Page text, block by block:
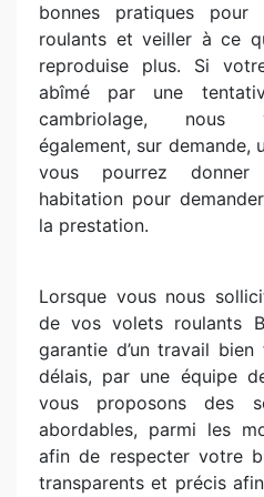
bonnes pratiques
roulants et veiller à ce
reproduise plus. Si
abîmé par une
cambriolage, nous
également, sur
vous pourrez
habitation pour
la prestation.
Lorsque vous nous
de vos volets roulants
garantie d’un travail
délais, par une équipe
vous proposons des
abordables, parmi les
afin de respecter votre
transparents et précis